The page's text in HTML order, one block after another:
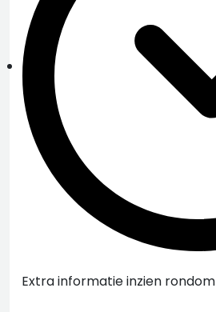
Extra informatie inzien rondom